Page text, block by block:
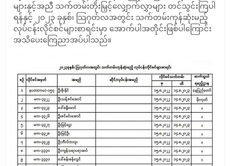
များနှင့်အညီ သက်တမ်းတိုးမြှင့်လျှောက်လွှာများ တင်သွင်းကြပါ
ရန်နှင့် ၂၀၂၃ ခုနှစ်၊ သြဂုတ်လအတွင်း သက်တမ်းကုန်ဆုံးမည့်
လုပ်ငန်းလိုင်စင်များစာရင်းမှာ အောက်ပါအတိုင်းဖြစ်ပါကြောင်း
အသိပေးကြေညာအပ်ပါသည်။